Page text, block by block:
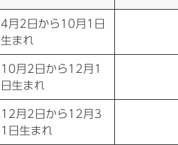
4月2日から10月1日
生まれ
10月2日から12月1
日生まれ
12月2日から12月3
1日生まれ